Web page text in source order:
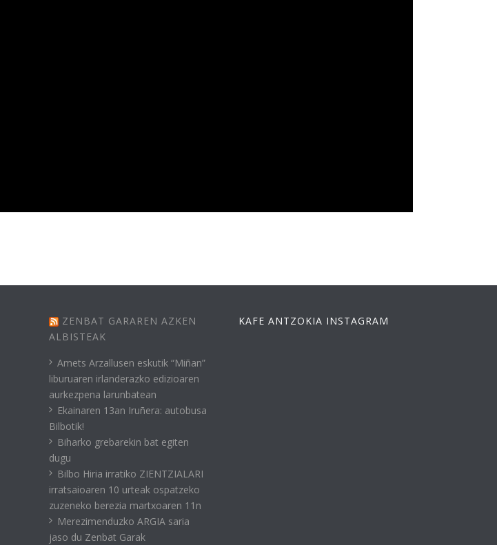
ZENBAT GARAREN AZKEN
ALBISTEAK
Amets Arzallusen eskutik “Miñan”
liburuaren irlanderazko edizioaren
aurkezpena larunbatean
Ekainaren 13an Iruñera: autobusa
Bilbotik!
Biharko grebarekin bat egiten
dugu
Bilbo Hiria irratiko ZIENTZIALARI
irratsaioaren 10 urteak ospatzeko
zuzeneko berezia martxoaren 11n
Merezimenduzko ARGIA saria
jaso du Zenbat Garak
KAFE ANTZOKIA INSTAGRAM